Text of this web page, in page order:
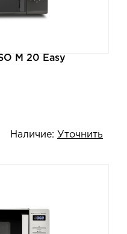
M 20 Easy
Наличие: Уточнить